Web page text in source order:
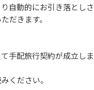
ての注意や警告があっ
自動的にお引き落としさ
だきます。
手配旅行契約が成立しま
ください。